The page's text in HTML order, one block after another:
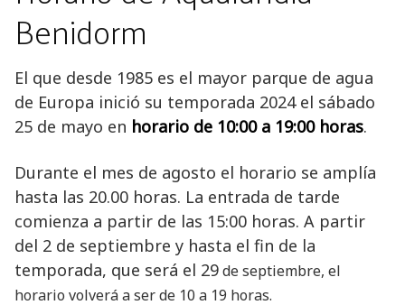
Benidorm
El que desde 1985 es el mayor parque de agua
de Europa inició su temporada 2024 el sábado
25 de mayo en horario de 10:00 a 19:00 horas.
Durante el mes de agosto el horario se amplía
hasta las 20.00 horas. La entrada de tarde
comienza a partir de las 15:00 horas. A partir
del 2 de septiembre y hasta el fin de la
temporada, que será el 29de septiembre, el
horario volverá a ser de 10 a 19 horas.